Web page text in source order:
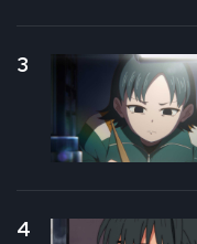
3
4